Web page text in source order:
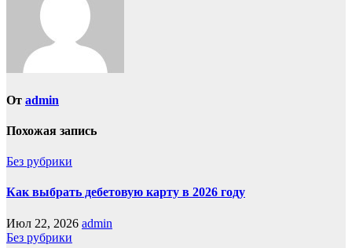
От admin
Похожая запись
Без рубрики
Как выбрать дебетовую карту в 2026 году
Июл 22, 2026 admin
Без рубрики